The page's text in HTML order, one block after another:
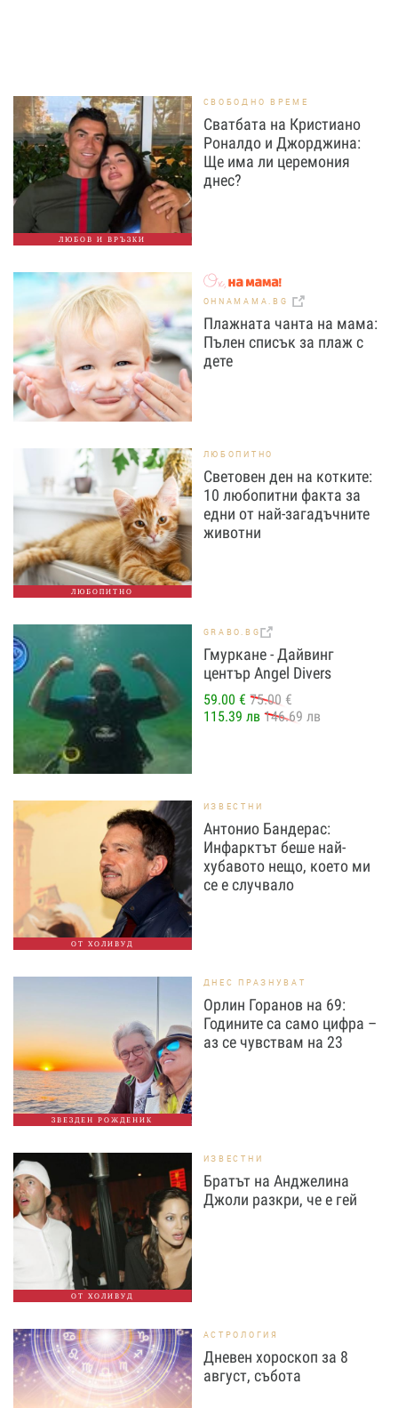
ЛЮБОВ И ВРЪЗКИ
СВОБОДНО ВРЕМЕ
Сватбата на Кристиано
Роналдо и Джорджина:
Ще има ли церемония
днес?
OHNAMAMA.BG
Плажната чанта на мама:
Пълен списък за плаж с
дете
ЛЮБОПИТНО
ЛЮБОПИТНО
Световен ден на котките:
10 любопитни факта за
едни от най-загадъчните
животни
GRABO.BG
Гмуркане - Дайвинг
център Angel Divers
59.00 € 75.00 €
115.39 лв 146.69 лв
ОТ ХОЛИВУД
ИЗВЕСТНИ
Антонио Бандерас:
Инфарктът беше най-
хубавото нещо, което ми
се е случвало
ЗВЕЗДЕН РОЖДЕНИК
ДНЕС ПРАЗНУВАТ
Орлин Горанов на 69:
Годините са само цифра –
аз се чувствам на 23
ОТ ХОЛИВУД
ИЗВЕСТНИ
Братът на Анджелина
Джоли разкри, че е гей
АСТРОЛОГИЯ
Дневен хороскоп за 8
август, събота